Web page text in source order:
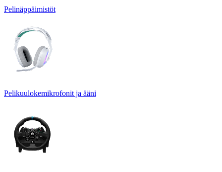
Pelinäppäimistöt
Pelikuulokemikrofonit ja ääni